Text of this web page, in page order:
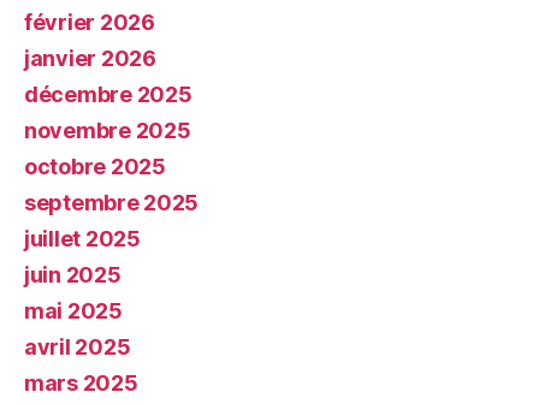
février 2026
janvier 2026
décembre 2025
novembre 2025
octobre 2025
septembre 2025
juillet 2025
juin 2025
mai 2025
avril 2025
mars 2025